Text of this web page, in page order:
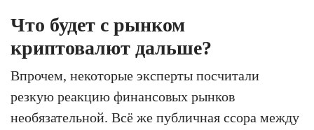
Что будет с рынком
криптовалют дальше?
Впрочем, некоторые эксперты посчитали
резкую реакцию финансовых рынков
необязательной. Всё же публичная ссора между